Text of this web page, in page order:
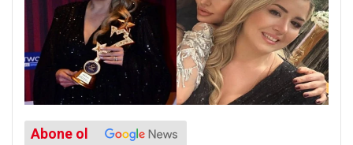
Abone ol